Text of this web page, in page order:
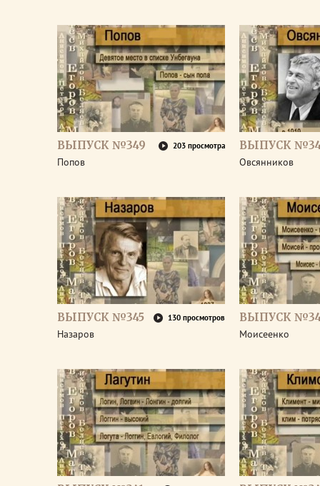
ВЫПУСК №349 203 просмотра
Попов
ВЫПУСК
Овсянников
ВЫПУСК №345 130 просмотров
Назаров
ВЫПУСК
Моисеенко